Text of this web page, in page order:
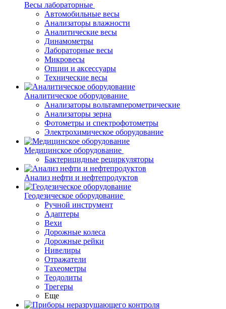
Весы лабораторные
Автомобильные весы
Анализаторы влажности
Аналитические весы
Динамометры
Лабораторные весы
Микровесы
Опции и аксессуары
Технические весы
Аналитическое оборудование
Анализаторы вольтамперометрические
Анализаторы зерна
Фотометры и спектрофотометры
Электрохимическое оборудование
Медицинское оборудование
Бактерицидные рециркуляторы
Анализ нефти и нефтепродуктов
Геодезическое оборудование
Ручной инструмент
Адаптеры
Вехи
Дорожные колеса
Дорожные рейки
Нивелиры
Отражатели
Тахеометры
Теодолиты
Трегеры
Еще